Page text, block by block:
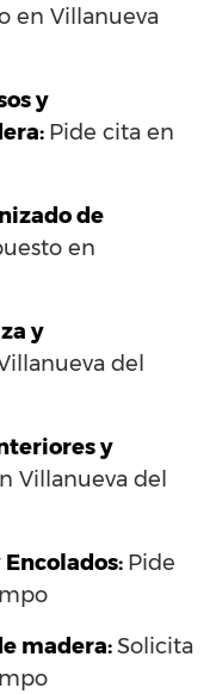
en Villanueva
y
Pide cita en
de
en
y
del
y
Villanueva del
Pide
madera:Solicita